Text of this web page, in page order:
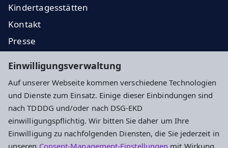
Einwilligungsverwaltung
Auf unserer Webseite kommen verschiedene Technologien
und Dienste zum Einsatz. Einige dieser Einbindungen sind
nach TDDDG und/oder nach DSG-EKD
einwilligungspflichtig. Wir bitten Sie daher um Ihre
Einwilligung zu nachfolgenden Diensten, die Sie jederzeit in
unseren Consent-Management-Einstellungen mit Wirkung
Kindertagesstätten
Kontakt
Presse
Ev. Jugend
EKHN
Impressum Datenschutz Cookie-Einstellungen